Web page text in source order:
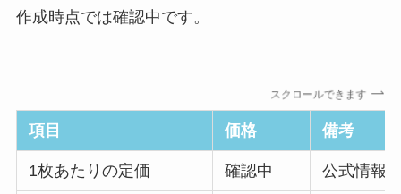
作成時点では確認中です。
スクロールできます
項目 価格 備考
1枚あたりの定価 確認中 公式情報